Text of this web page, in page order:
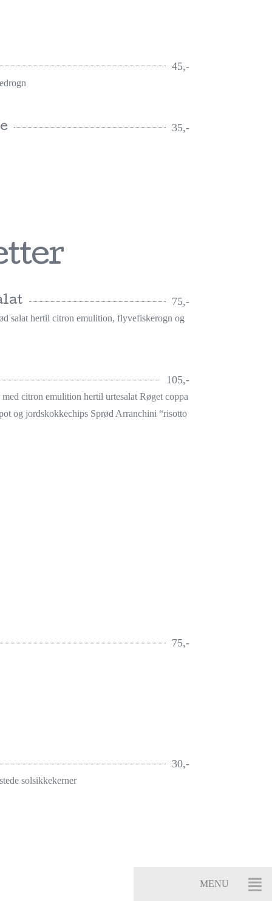
45,-
35,-
75,-
salat hertil citron emulition, flyvefiskerogn og
105,-
citron emulition hertil urtesalat Røget coppa
og jordskokkechips Sprød Arranchini “risotto
75,-
30,-
solsikkekerner